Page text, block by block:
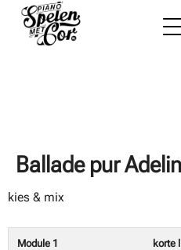
Ballade pur
kies & mix
Module 1 korte